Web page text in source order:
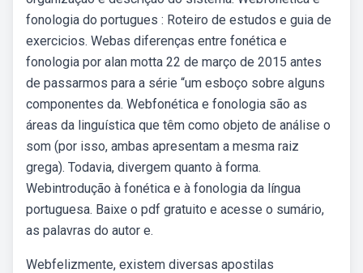
fonologia do portugues : Roteiro de estudos e guia de
exercicios. Webas diferenças entre fonética e
fonologia por alan motta 22 de março de 2015 antes
de passarmos para a série “um esboço sobre alguns
componentes da. Webfonética e fonologia são as
áreas da linguística que têm como objeto de análise o
som (por isso, ambas apresentam a mesma raiz
grega). Todavia, divergem quanto à forma.
Webintrodução à fonética e à fonologia da língua
portuguesa. Baixe o pdf gratuito e acesse o sumário,
as palavras do autor e.
Webfelizmente, existem diversas apostilas